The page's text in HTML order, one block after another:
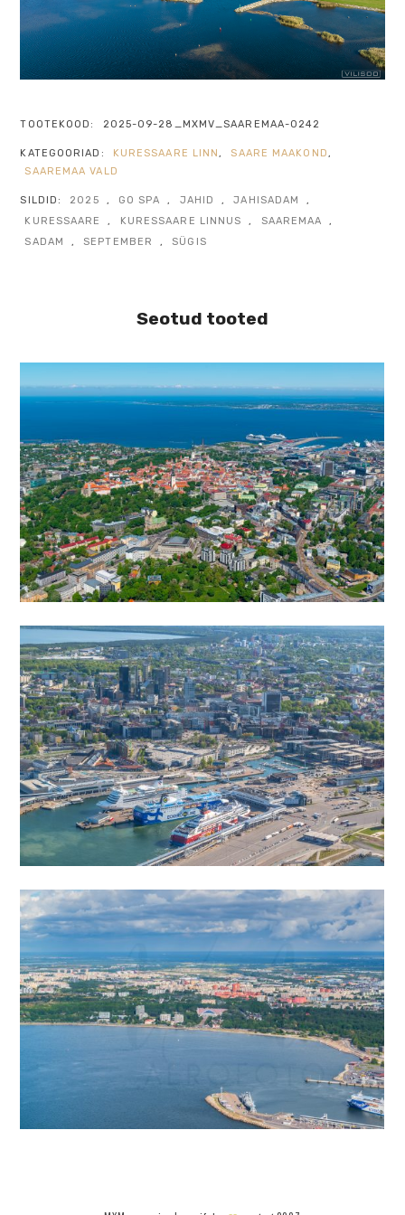
TOOTEKOOD: 2025-09-28_MXMV_SAAREMAA-0242
KATEGOORIAD: KURESSAARE LINN, SAARE MAAKOND,
SAAREMAA VALD
SILDID: 2025 , GO SPA , JAHID , JAHISADAM
,
KURESSAARE
, KURESSAARE LINNUS , SAAREMAA
,
SADAM
, SEPTEMBER , SÜGIS
Seotud tooted